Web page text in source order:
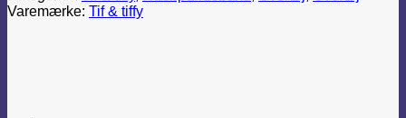
Varemærke: Tif & tiffy